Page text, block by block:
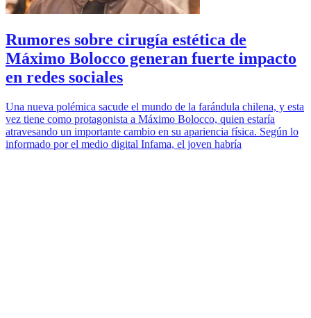
Rumores sobre cirugía estética de
Máximo Bolocco generan fuerte impacto
en redes sociales
Una nueva polémica sacude el mundo de la farándula chilena, y esta
vez tiene como protagonista a Máximo Bolocco, quien estaría
atravesando un importante cambio en su apariencia física. Según lo
informado por el medio digital Infama, el joven habría